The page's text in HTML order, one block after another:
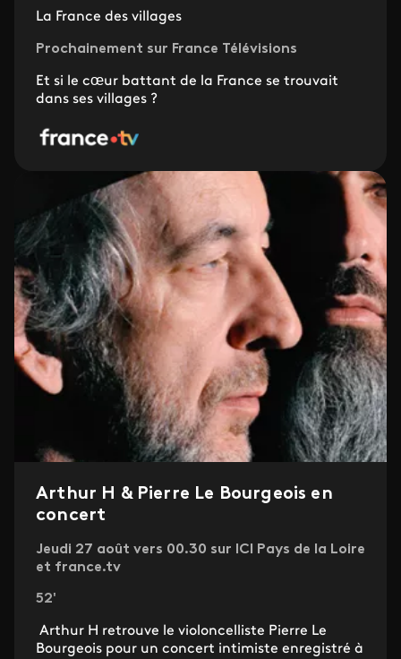
La France des villages
Prochainement sur France Télévisions
Et si le cœur battant de la France se trouvait
dans ses villages ?
Arthur H & Pierre Le Bourgeois en
concert
Jeudi 27 août vers 00.30 sur ICI Pays de la Loire
et france.tv
52'
Arthur H retrouve le violoncelliste Pierre Le
Bourgeois pour un concert intimiste enregistré à